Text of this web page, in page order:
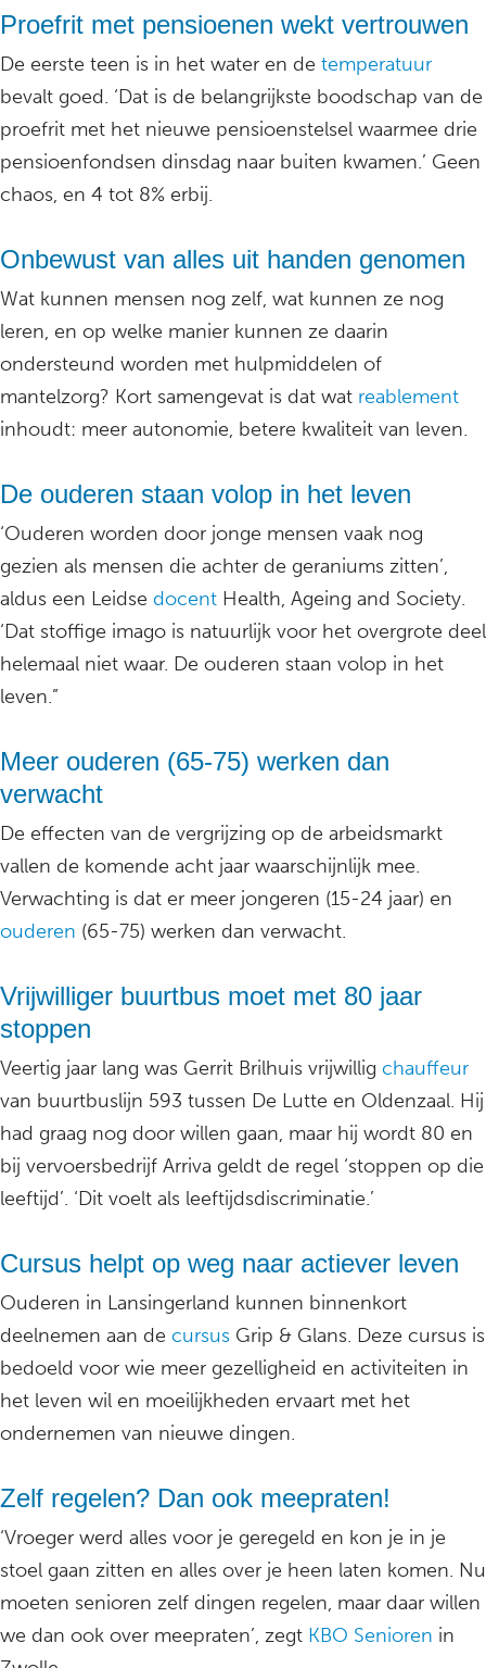
Proefrit met pensioenen wekt vertrouwen
De eerste teen is in het water en de temperatuur
bevalt goed. ‘Dat is de belangrijkste boodschap van de
proefrit met het nieuwe pensioenstelsel waarmee drie
pensioenfondsen dinsdag naar buiten kwamen.’ Geen
chaos, en 4 tot 8% erbij.
Onbewust van alles uit handen genomen
Wat kunnen mensen nog zelf, wat kunnen ze nog
leren, en op welke manier kunnen ze daarin
ondersteund worden met hulpmiddelen of
mantelzorg? Kort samengevat is dat wat reablement
inhoudt: meer autonomie, betere kwaliteit van leven.
De ouderen staan volop in het leven
‘Ouderen worden door jonge mensen vaak nog
gezien als mensen die achter de geraniums zitten’,
aldus een Leidse docent Health, Ageing and Society.
‘Dat stoffige imago is natuurlijk voor het overgrote deel
helemaal niet waar. De ouderen staan volop in het
leven.”
Meer ouderen (65-75) werken dan
verwacht
De effecten van de vergrijzing op de arbeidsmarkt
vallen de komende acht jaar waarschijnlijk mee.
Verwachting is dat er meer jongeren (15-24 jaar) en
ouderen (65-75) werken dan verwacht.
Vrijwilliger buurtbus moet met 80 jaar
stoppen
Veertig jaar lang was Gerrit Brilhuis vrijwillig chauffeur
van buurtbuslijn 593 tussen De Lutte en Oldenzaal. Hij
had graag nog door willen gaan, maar hij wordt 80 en
bij vervoersbedrijf Arriva geldt de regel ‘stoppen op die
leeftijd’. ‘Dit voelt als leeftijdsdiscriminatie.’
Cursus helpt op weg naar actiever leven
Ouderen in Lansingerland kunnen binnenkort
deelnemen aan de cursus Grip & Glans. Deze cursus is
bedoeld voor wie meer gezelligheid en activiteiten in
het leven wil en moeilijkheden ervaart met het
ondernemen van nieuwe dingen.
Zelf regelen? Dan ook meepraten!
‘Vroeger werd alles voor je geregeld en kon je in je
stoel gaan zitten en alles over je heen laten komen. Nu
moeten senioren zelf dingen regelen, maar daar willen
we dan ook over meepraten’, zegt KBO Senioren in